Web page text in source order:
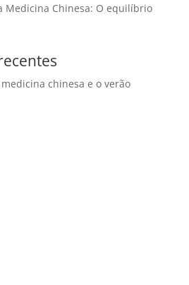
Medicina Chinesa: O equilíbrio
chinesa e o verão